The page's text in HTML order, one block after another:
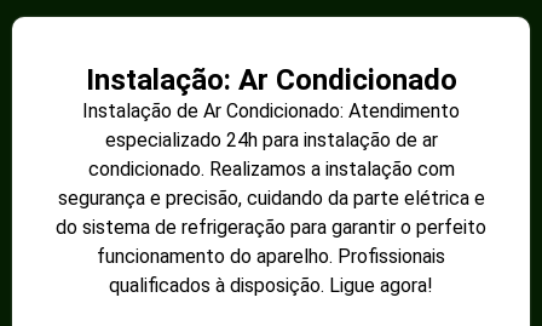
Instalação: Ar Condicionado
Instalação de Ar Condicionado: Atendimento
especializado 24h para instalação de ar
condicionado. Realizamos a instalação com
segurança e precisão, cuidando da parte elétrica e
do sistema de refrigeração para garantir o perfeito
funcionamento do aparelho. Profissionais
qualificados à disposição. Ligue agora!